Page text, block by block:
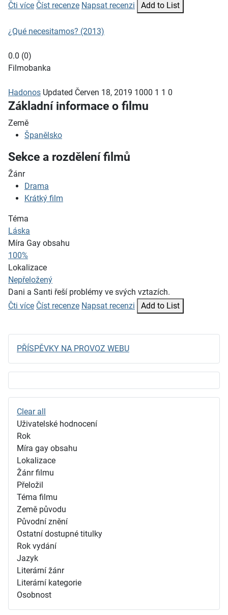
Čti více Číst recenze Napsat recenzi Add to List
¿Qué necesitamos? (2013)
0.0 (0)
Filmobanka
Hadonos Updated Červen 18, 2019 1000 1 1 0
Základní informace o filmu
Země
Španělsko
Sekce a rozdělení filmů
Žánr
Drama
Krátký film
Téma
Láska
Míra Gay obsahu
100%
Lokalizace
Nepřeložený
Dani a Santi řeší problémy ve svých vztazích.
Čti více Číst recenze Napsat recenzi Add to List
PŘÍSPĚVKY NA PROVOZ WEBU
Clear all
Uživatelské hodnocení
Rok
Míra gay obsahu
Lokalizace
Žánr filmu
Přeložil
Téma filmu
Země původu
Původní znění
Ostatní dostupné titulky
Rok vydání
Jazyk
Literární žánr
Literární kategorie
Osobnost